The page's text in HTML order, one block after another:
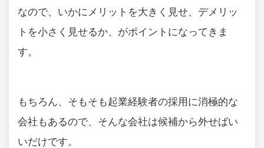
なので、いかにメリットを大きく見せ、デメリッ
トを小さく見せるか、がポイントになってきま
す。
もちろん、そもそも起業経験者の採用に消極的な
会社もあるので、そんな会社は候補から外せばい
いだけです。